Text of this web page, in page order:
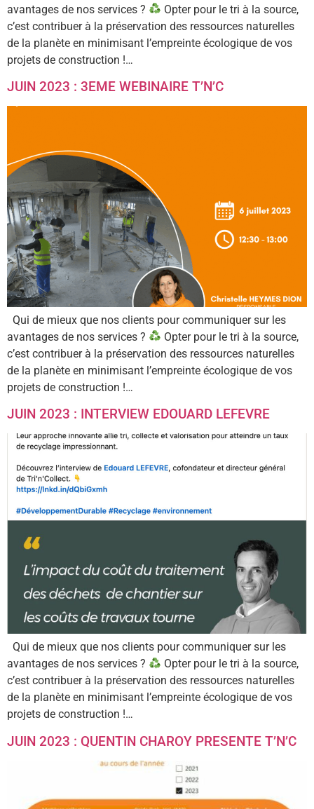
avantages de nos services ?
Opter pour le tri à la source,
c’est contribuer à la préservation des ressources naturelles
de la planète en minimisant l’empreinte écologique de vos
projets de construction !…
JUIN 2023 : 3EME WEBINAIRE T’N’C
Qui de mieux que nos clients pour communiquer sur les
avantages de nos services ?
Opter pour le tri à la source,
c’est contribuer à la préservation des ressources naturelles
de la planète en minimisant l’empreinte écologique de vos
projets de construction !…
JUIN 2023 : INTERVIEW EDOUARD LEFEVRE
Qui de mieux que nos clients pour communiquer sur les
avantages de nos services ?
Opter pour le tri à la source,
c’est contribuer à la préservation des ressources naturelles
de la planète en minimisant l’empreinte écologique de vos
projets de construction !…
JUIN 2023 : QUENTIN CHAROY PRESENTE T’N’C